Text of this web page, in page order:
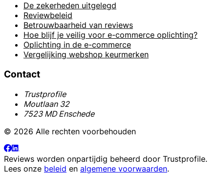
De zekerheden uitgelegd
Reviewbeleid
Betrouwbaarheid van reviews
Hoe blijf je veilig voor e-commerce oplichting?
Oplichting in de e-commerce
Vergelijking webshop keurmerken
Contact
Trustprofile
Moutlaan 32
7523 MD Enschede
© 2026 Alle rechten voorbehouden
Reviews worden onpartijdig beheerd door Trustprofile.
Lees onze beleid en algemene voorwaarden.